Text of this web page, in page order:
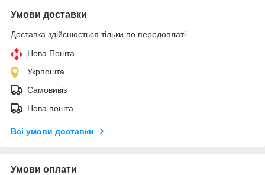
Умови доставки
Доставка здійснюється тільки по передоплаті.
Нова Пошта
Укрпошта
Самовивіз
Нова пошта
Всі умови доставки
Умови оплати